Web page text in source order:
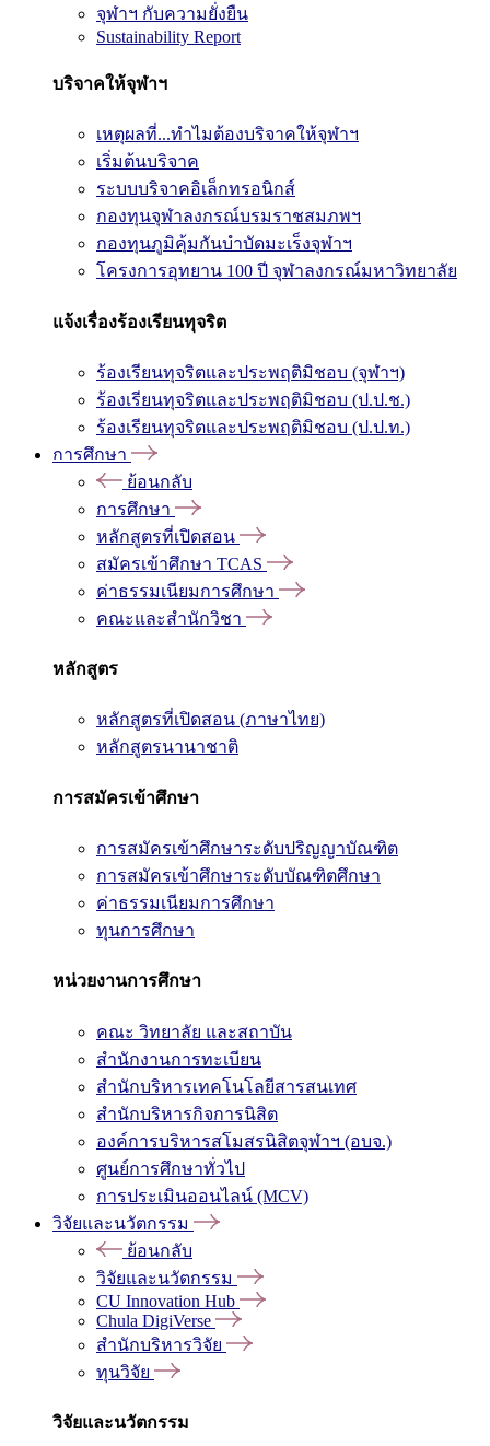
จุฬาฯ กับความยั่งยืน
Sustainability Report
บริจาคให้จุฬาฯ
เหตุผลที่...ทำไมต้องบริจาคให้จุฬาฯ
เริ่มต้นบริจาค
ระบบบริจาคอิเล็กทรอนิกส์
กองทุนจุฬาลงกรณ์บรมราชสมภพฯ
กองทุนภูมิคุ้มกันบำบัดมะเร็งจุฬาฯ
โครงการอุทยาน 100 ปี จุฬาลงกรณ์มหาวิทยาลัย
แจ้งเรื่องร้องเรียนทุจริต
ร้องเรียนทุจริตและประพฤติมิชอบ (จุฬาฯ)
ร้องเรียนทุจริตและประพฤติมิชอบ (ป.ป.ช.)
ร้องเรียนทุจริตและประพฤติมิชอบ (ป.ป.ท.)
การศึกษา
ย้อนกลับ
การศึกษา
หลักสูตรที่เปิดสอน
สมัครเข้าศึกษา TCAS
ค่าธรรมเนียมการศึกษา
คณะและสำนักวิชา
หลักสูตร
หลักสูตรที่เปิดสอน (ภาษาไทย)
หลักสูตรนานาชาติ
การสมัครเข้าศึกษา
การสมัครเข้าศึกษาระดับปริญญาบัณฑิต
การสมัครเข้าศึกษาระดับบัณฑิตศึกษา
ค่าธรรมเนียมการศึกษา
ทุนการศึกษา
หน่วยงานการศึกษา
คณะ วิทยาลัย และสถาบัน
สำนักงานการทะเบียน
สำนักบริหารเทคโนโลยีสารสนเทศ
สำนักบริหารกิจการนิสิต
องค์การบริหารสโมสรนิสิตจุฬาฯ (อบจ.)
ศูนย์การศึกษาทั่วไป
การประเมินออนไลน์ (MCV)
วิจัยและนวัตกรรม
ย้อนกลับ
วิจัยและนวัตกรรม
CU Innovation Hub
Chula DigiVerse
สำนักบริหารวิจัย
ทุนวิจัย
วิจัยและนวัตกรรม